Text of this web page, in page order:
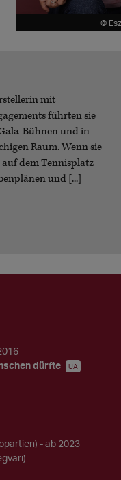
©
mit
führten sie
Bühnen und in
Raum. Wenn sie
dem Tennisplatz
und [...]
dürfte
UA
- ab 2023